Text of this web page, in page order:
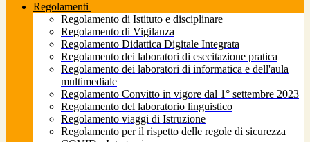
Regolamenti
Regolamento di Istituto e disciplinare
Regolamento di Vigilanza
Regolamento Didattica Digitale Integrata
Regolamento dei laboratori di esecitazione pratica
Regolamento dei laboratori di informatica e dell'aula
multimediale
Regolamento Convitto in vigore dal 1° settembre 2023
Regolamento del laboratorio linguistico
Regolamento viaggi di Istruzione
Regolamento per il rispetto delle regole di sicurezza